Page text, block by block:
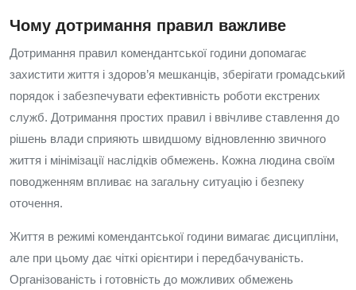
Чому дотримання правил важливе
Дотримання правил комендантської години допомагає
захистити життя і здоров’я мешканців, зберігати громадський
порядок і забезпечувати ефективність роботи екстрених
служб. Дотримання простих правил і ввічливе ставлення до
рішень влади сприяють швидшому відновленню звичного
життя і мінімізації наслідків обмежень. Кожна людина своїм
поводженням впливає на загальну ситуацію і безпеку
оточення.
Життя в режимі комендантської години вимагає дисципліни,
але при цьому дає чіткі орієнтири і передбачуваність.
Організованість і готовність до можливих обмежень